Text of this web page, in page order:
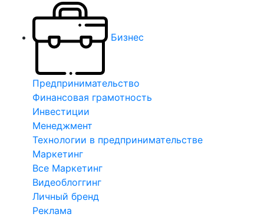
Бизнес
Предпринимательство
Финансовая грамотность
Инвестиции
Менеджмент
Технологии в предпринимательстве
Маркетинг
Все Маркетинг
Видеоблоггинг
Личный бренд
Реклама